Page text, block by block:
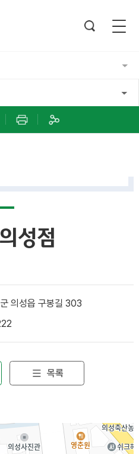
성점
의성읍 구봉길 303
목록